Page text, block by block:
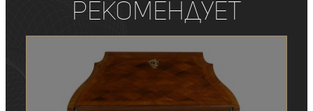
рекомендует